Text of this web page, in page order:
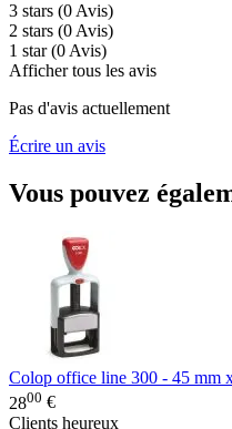
3 stars (0Avis)
2 stars (0Avis)
1 star (0Avis)
Afficher tous les avis
Pas d'avis actuellement
Écrire un avis
Vous pouvez
Colop office line 300 - 45 mm
2800 €
Clients heureux